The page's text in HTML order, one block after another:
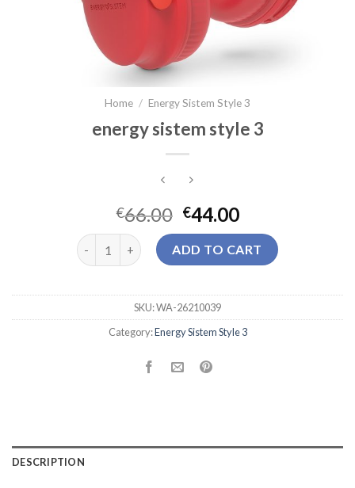
Home / Energy Sistem Style 3
energy sistem style 3
€66.00 €44.00
energy sistem style 3 quantity
ADD TO CART
SKU:WA-26210039
Category:Energy Sistem Style 3
DESCRIPTION